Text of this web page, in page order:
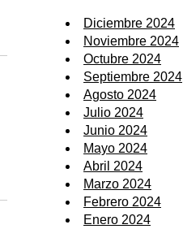
Diciembre 2024
Noviembre 2024
Octubre 2024
Septiembre 2024
Agosto 2024
Julio 2024
Junio 2024
Mayo 2024
Abril 2024
Marzo 2024
Febrero 2024
Enero 2024